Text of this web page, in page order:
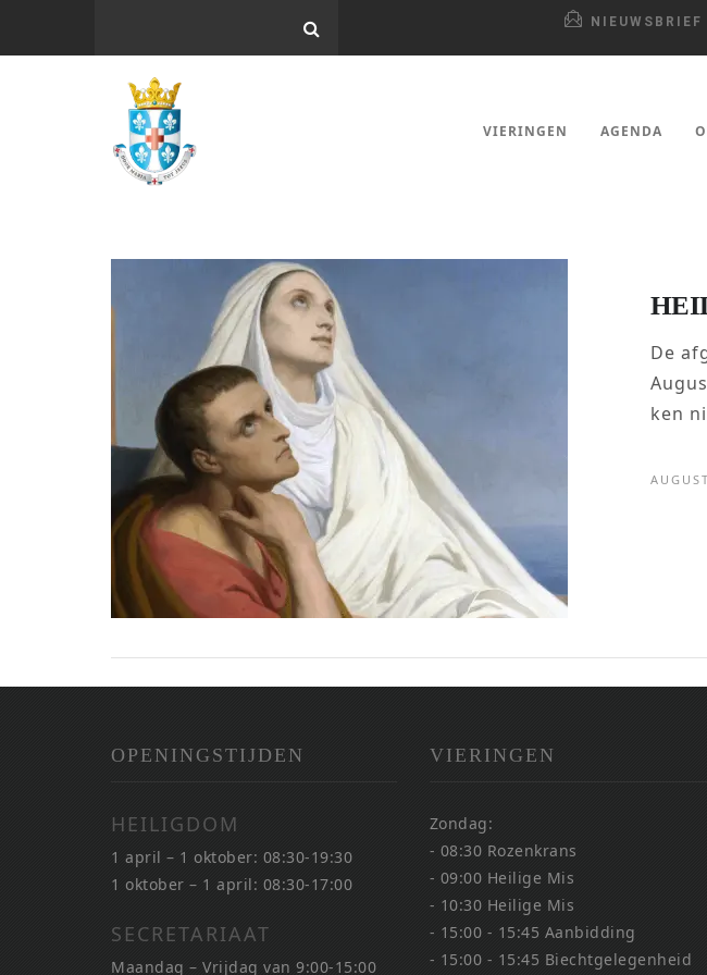
NIEUWSBRIEF
VIERINGEN AGENDA
De
ken
OPENINGSTIJDEN
HEILIGDOM
1 april – 1 oktober: 08:30-19:30
1 oktober – 1 april: 08:30-17:00
SECRETARIAAT
Maandag – Vrijdag van 9:00-15:00
VIERINGEN
Zondag:
- 08:30 Rozenkrans
- 09:00 Heilige Mis
- 10:30 Heilige Mis
- 15:00 - 15:45 Aanbidding
- 15:00 - 15:45 Biechtgelegenheid